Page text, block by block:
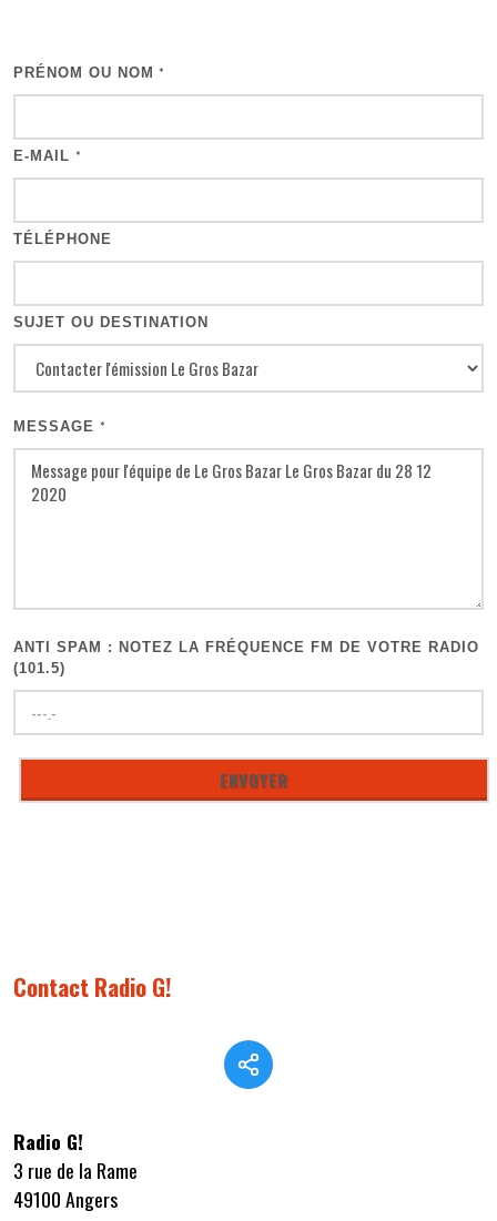
PRÉNOM OU NOM *
E-MAIL *
TÉLÉPHONE
SUJET OU DESTINATION
MESSAGE *
ANTI SPAM : NOTEZ LA FRÉQUENCE FM DE VOTRE RADIO
(101.5)
Contact Radio G!
Radio G!
3 rue de la Rame
49100 Angers